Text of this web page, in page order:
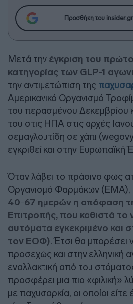
Προσθήκη του
Μετά την έγκριση του
κατηγορίας των GLP-1
την αντιμετώπιση της
Αμερικανικό Οργανισμό
του περασμένου Δεκεμβρίου
του στις ΗΠΑ στις αρχές
σεμαγλουτίδη σε χάπι
εγκριθεί και στην Ευρωπαϊκή
Όταν λάβει το πράσινο φως
Οργανισμό Φαρμάκων (ΕΜΑ),
40-67 ημερών η απόφαση
Επιτροπής, που καθιστά το
αυτόματα εγκεκριμένο και
τον ΕΟΦ). Έτσι θα μπορέσει
προσεχώς και στην ελληνική
εναλλακτική από του
προσφέρει μια πιο «φιλική»
με παχυσαρκία, οι οποίοι